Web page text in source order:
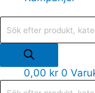
0,00 kr 0